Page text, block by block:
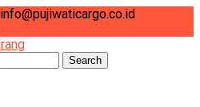
info@pujiwaticargo.co.id
Search